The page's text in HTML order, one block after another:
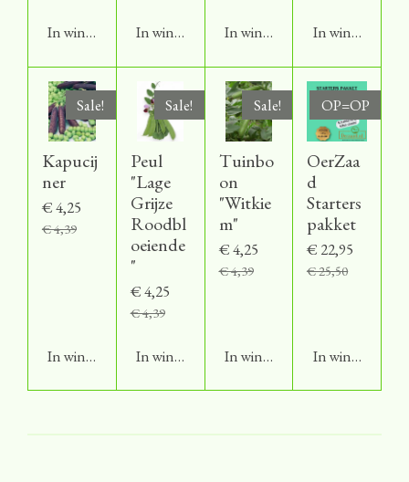
In winkelwagenIn winkelwagenIn winkelwagenIn winkelwagen
Sale!
Kapucij
ner
€ 4,25
€ 4,39
In winkelwagen
Sale!
Peul
"Lage
Grijze
Roodbl
oeiende
"
€ 4,25
€ 4,39
In winkelwagen
Sale!
Tuinbo
on
"Witkie
m"
€ 4,25
€ 4,39
In winkelwagen
OP=OP
OerZaa
d
Starters
pakket
€ 22,95
€ 25,50
In winkelwagen